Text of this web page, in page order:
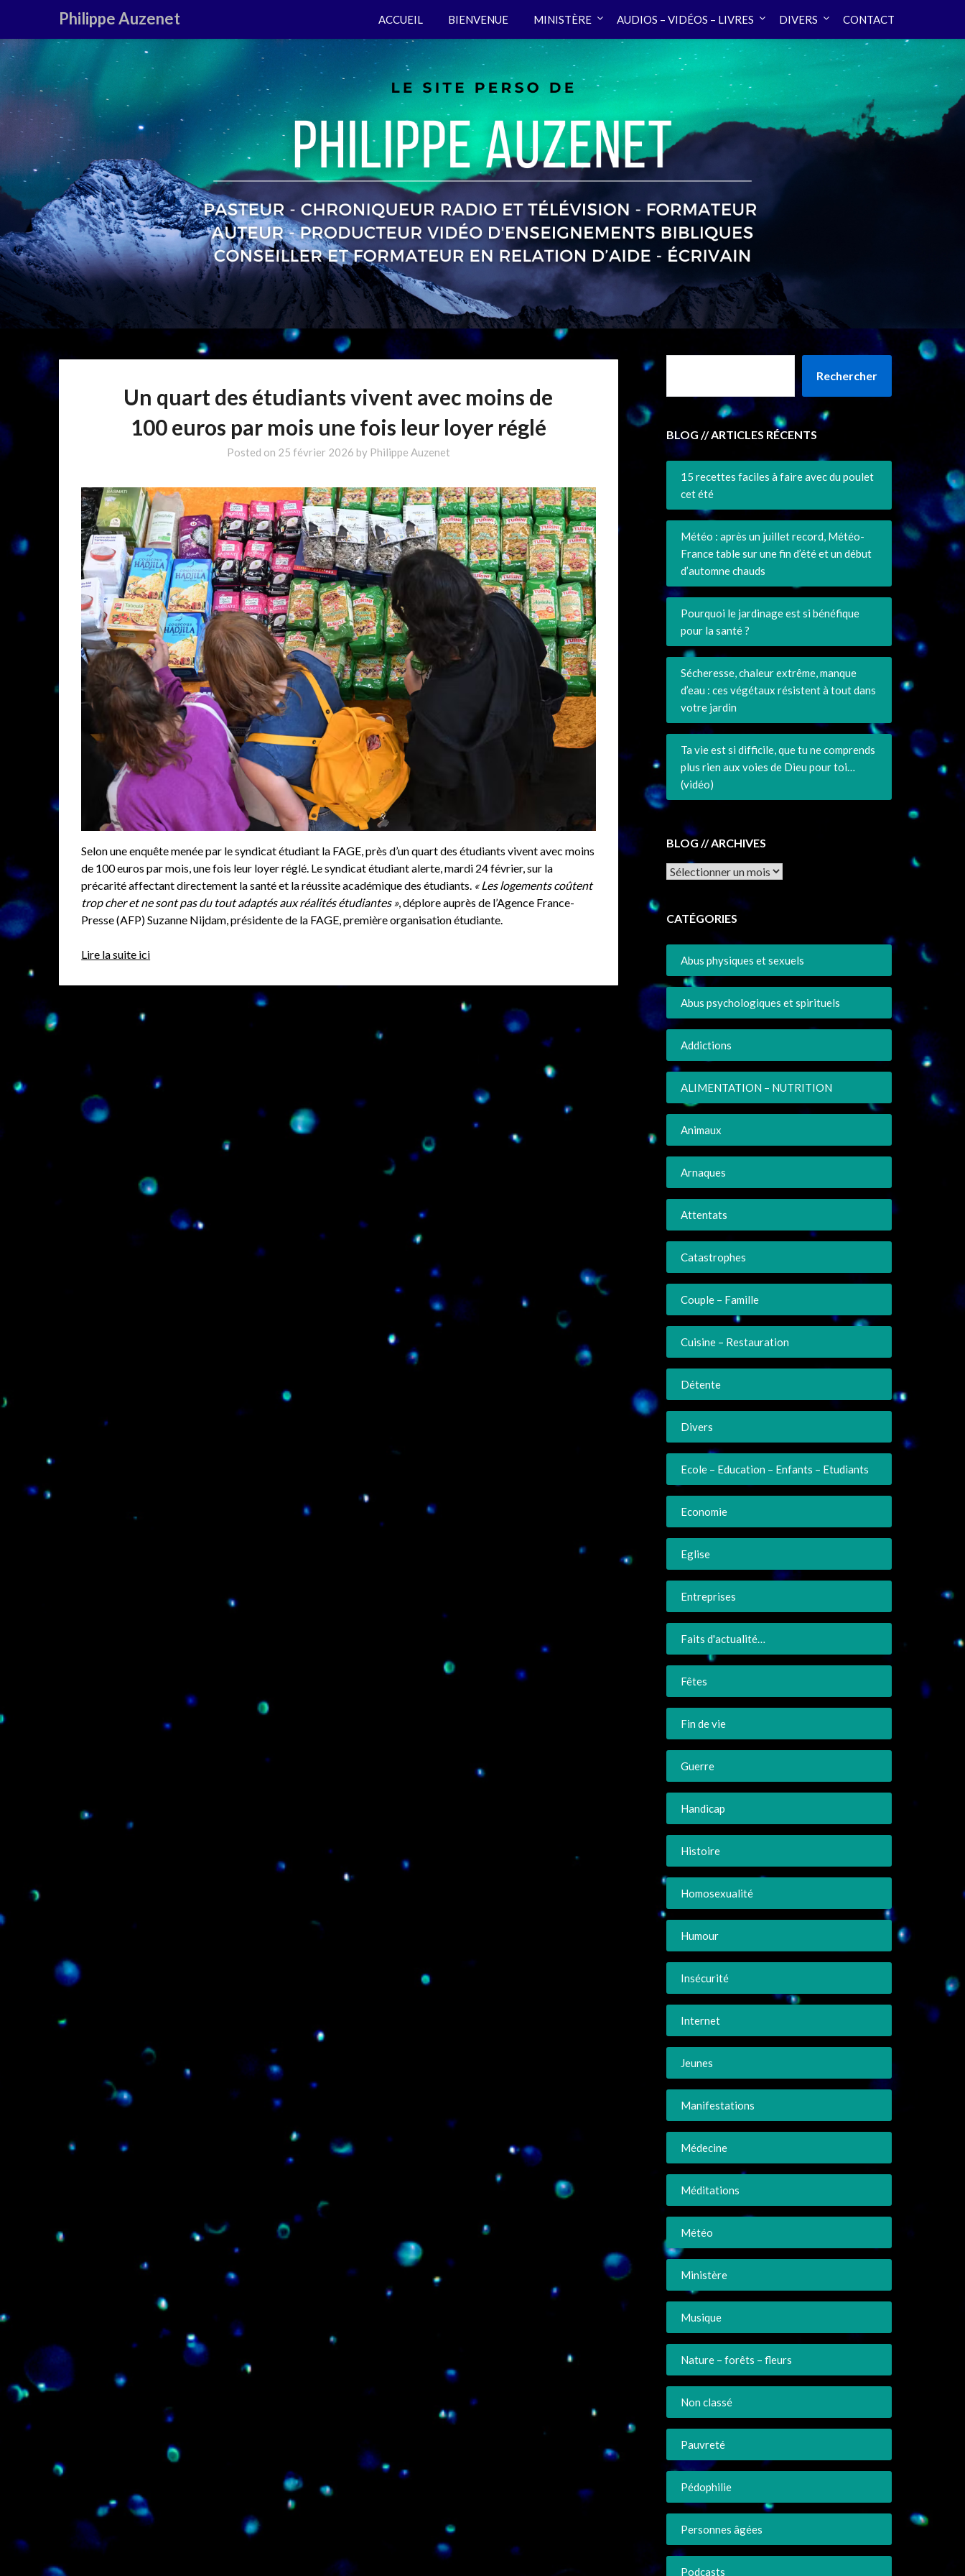
Philippe Auzenet ACCUEIL BIENVENUE MINISTÈRE AUDIOS – VIDÉOS – LIVRES DIVERS CONTACT
Un quart des étudiants vivent avec moins de
100 euros par mois une fois leur loyer réglé
Posted on 25 février 2026 by Philippe Auzenet
Selon une enquête menée par le syndicat étudiant la FAGE, près d’un quart des étudiants vivent avec moins
de 100 euros par mois, une fois leur loyer réglé. Le syndicat étudiant alerte, mardi 24 février, sur la
précarité affectant directement la santé et la réussite académique des étudiants. « Les logements coûtent
trop cher et ne sont pas du tout adaptés aux réalités étudiantes », déplore auprès de l’Agence France-
Presse (AFP) Suzanne Nijdam, présidente de la FAGE, première organisation étudiante.
Lire la suite ici
Rechercher
BLOG // ARTICLES RÉCENTS
15 recettes faciles à faire avec du poulet
cet été
Météo : après un juillet record, Météo-
France table sur une fin d’été et un début
d’automne chauds
Pourquoi le jardinage est si bénéfique
pour la santé ?
Sécheresse, chaleur extrême, manque
d’eau : ces végétaux résistent à tout dans
votre jardin
Ta vie est si difficile, que tu ne comprends
plus rien aux voies de Dieu pour toi…
(vidéo)
BLOG // ARCHIVES
Archives
CATÉGORIES
Abus physiques et sexuels
Abus psychologiques et spirituels
Addictions
ALIMENTATION – NUTRITION
Animaux
Arnaques
Attentats
Catastrophes
Couple – Famille
Cuisine – Restauration
Détente
Divers
Ecole – Education – Enfants – Etudiants
Economie
Eglise
Entreprises
Faits d'actualité…
Fêtes
Fin de vie
Guerre
Handicap
Histoire
Homosexualité
Humour
Insécurité
Internet
Jeunes
Manifestations
Médecine
Méditations
Météo
Ministère
Musique
Nature – forêts – fleurs
Non classé
Pauvreté
Pédophilie
Personnes âgées
Podcasts